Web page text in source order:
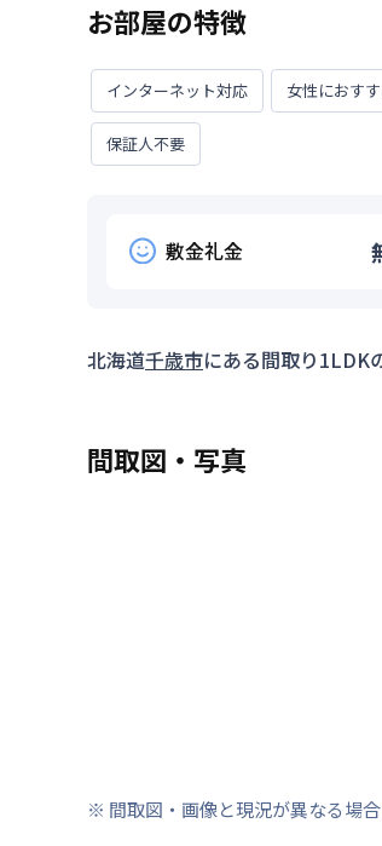
お部屋の特徴
インターネット対応 女性におす
保証人不要
敷金礼金
北海道千歳市にある間取り1LDK
間取図・写真
※ 間取図・画像と現況が異なる場合